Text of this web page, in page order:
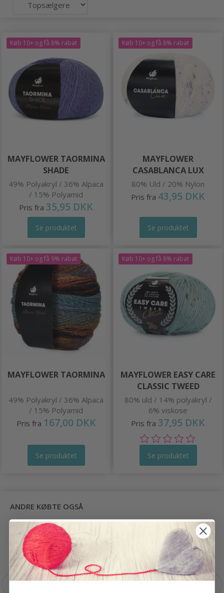
Køb 10+ og få 8% rabat
MAYFLOWER TAORMINA
SHADE
49% Polyakryl / 36% Alpaca
/ 15% Polyamid
Pris fra 35,95 DKK
Se produktet
Køb 10+ og få 8% rabat
MAYFLOWER
CASABLANCA LUX
80% Uld / 20% Nylon
Pris fra 43,95 DKK
Se produktet
Køb 10+ og få 9% rabat
MAYFLOWER TAORMINA
49% Polyakryl / 36% Alpaca
/ 15% Polyamid
Pris fra 167,00 DKK
Se produktet
Køb 10+ og få 8% rabat
MAYFLOWER EASY CARE
CLASSIC TWEED
80% uld / 14% polyakryl /
6% viskose
Pris fra 37,95 DKK
Se produktet
ANDRE KØBTE OGSÅ
-6%